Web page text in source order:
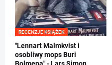
RECENZJE KSIĄŻEK
"Lennart Malmkvist i
osobliwy mops Buri
Bolmena" - Lars Simon